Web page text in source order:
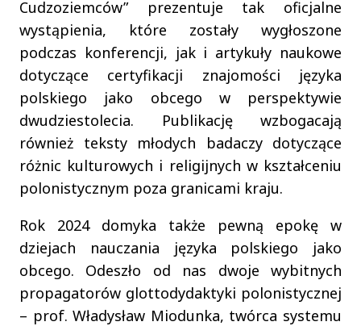
Cudzoziemców” prezentuje tak oficjalne
wystąpienia, które zostały wygłoszone
podczas konferencji, jak i artykuły naukowe
dotyczące certyfikacji znajomości języka
polskiego jako obcego w perspektywie
dwudziestolecia. Publikację wzbogacają
również teksty młodych badaczy dotyczące
różnic kulturowych i religijnych w kształceniu
polonistycznym poza granicami kraju.
Rok 2024 domyka także pewną epokę w
dziejach nauczania języka polskiego jako
obcego. Odeszło od nas dwoje wybitnych
propagatorów glottodydaktyki polonistycznej
– prof. Władysław Miodunka, twórca systemu